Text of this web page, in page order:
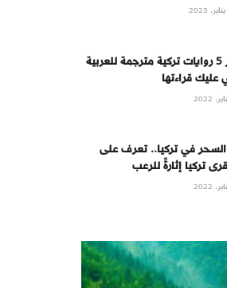
أشهر 5 روايات تركية مترجمة للعربية
عليك قراءتها
في تركيا.. تعرف على
تركيا إثارةً للرعب